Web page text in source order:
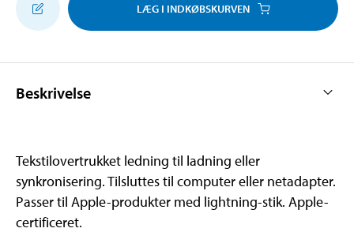
LÆG I INDKØBSKURVEN
Beskrivelse
Tekstilovertrukket ledning til ladning eller
synkronisering. Tilsluttes til computer eller netadapter.
Passer til Apple-produkter med lightning-stik. Apple-
certificeret.